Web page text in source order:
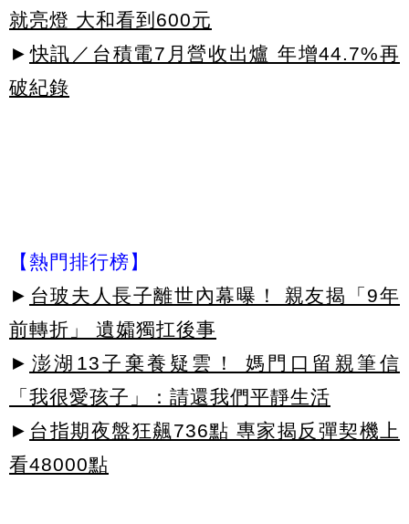
就亮燈 大和看到600元
► 快訊／台積電7月營收出爐 年增44.7%再
破紀錄
【熱門排行榜】
► 台玻夫人長子離世內幕曝！ 親友揭「9年
前轉折」 遺孀獨扛後事
► 澎湖13子棄養疑雲！ 媽門口留親筆信
「我很愛孩子」：請還我們平靜生活
► 台指期夜盤狂飆736點 專家揭反彈契機上
看48000點